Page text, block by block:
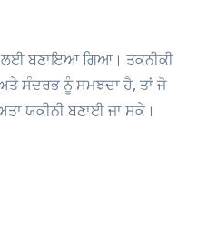
ਲਈ ਬਣਾਇਆ ਗਿਆ। ਤਕਨੀਕੀ
ਸੰਦਰਭ ਨੂੰ ਸਮਝਦਾ ਹੈ, ਤਾਂ ਜੋ
ਯਕੀਨੀ ਬਣਾਈ ਜਾ ਸਕੇ।